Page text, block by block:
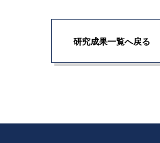
研究成果一覧へ戻る